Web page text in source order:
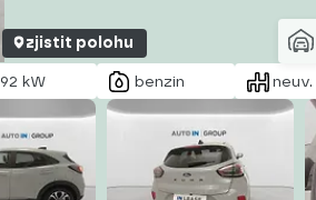
zjistit polohu
92 kW benzin neuv.